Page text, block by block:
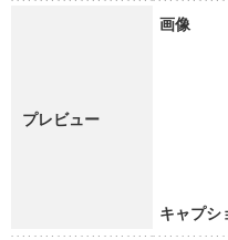
プレビュー
画像
キャプシ